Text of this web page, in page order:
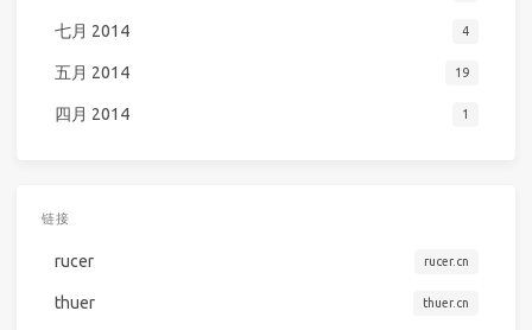
七月 2014 4
五月 2014 19
四月 2014 1
链接
rucer rucer.cn
thuer thuer.cn